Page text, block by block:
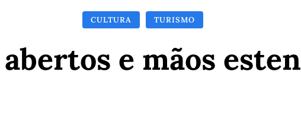
CULTURA TURISMO
e mãos